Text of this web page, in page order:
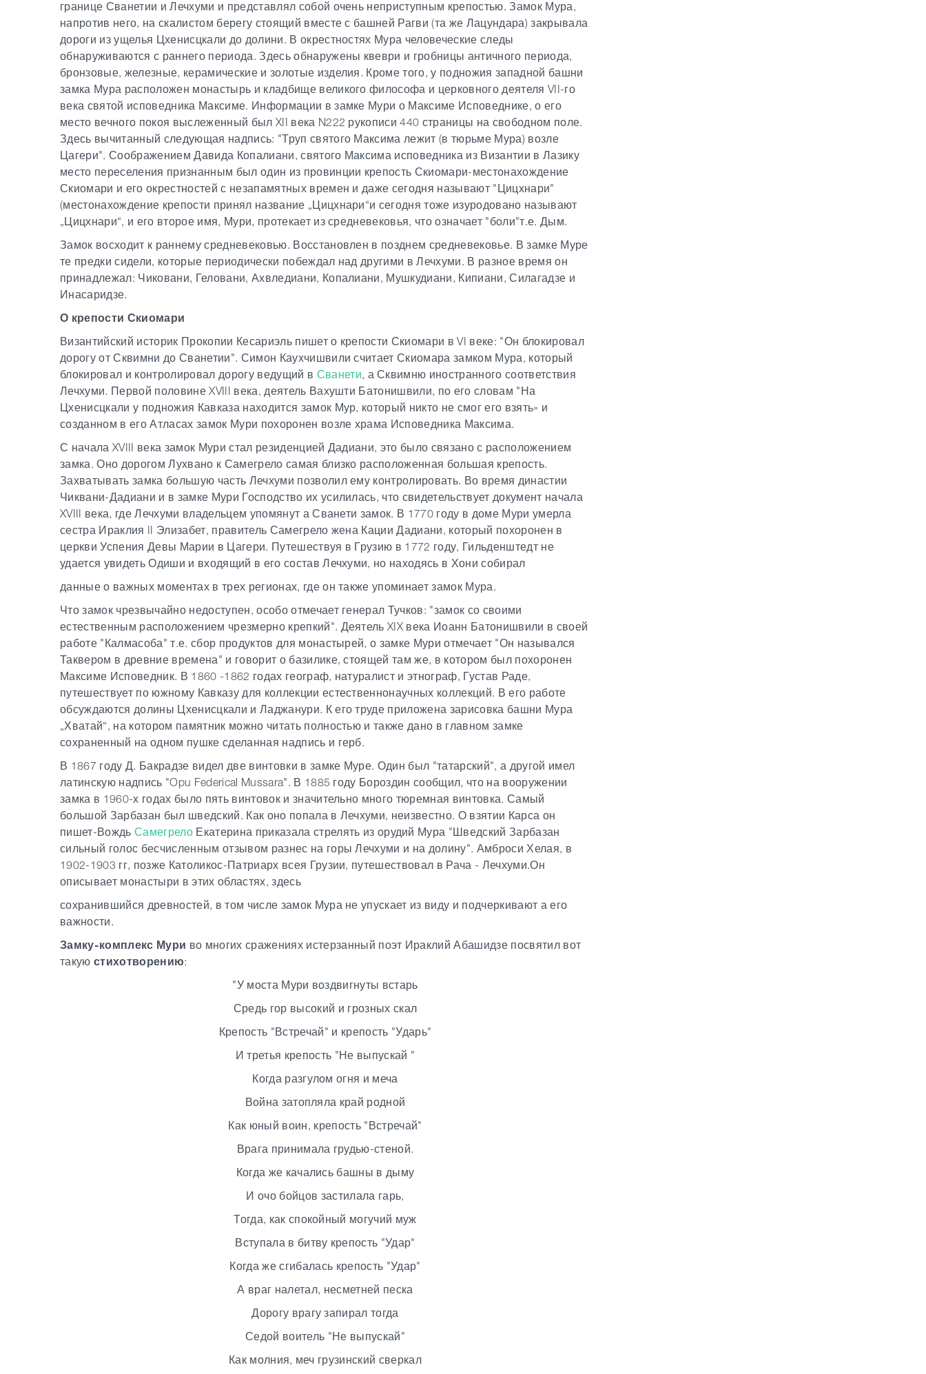
границе Сванетии и Лечхуми и представлял собой очень неприступным крепостью. Замок Мура,
напротив него, на скалистом берегу стоящий вместе с башней Рагви (та же Лацундара) закрывала
дороги из ущелья Цхенисцкали до долини. В окрестностях Мура человеческие следы
обнаруживаются с раннего периода. Здесь обнаружены квеври и гробницы античного периода,
бронзовые, железные, керамические и золотые изделия. Кроме того, у подножия западной башни
замка Мура расположен монастырь и кладбище великого философа и церковного деятеля VII-го
века святой исповедника Максиме. Информации в замке Мури о Максиме Исповеднике, о его
место вечного покоя выслеженный был XII века N222 рукописи 440 страницы на свободном поле.
Здесь вычитанный следующая надпись: "Труп святого Максима лежит (в тюрьме Мура) возле
Цагери". Соображением Давида Копалиани, святого Максима исповедника из Византии в Лазику
место переселения признанным был один из провинции крепость Скиомари-местонахождение
Скиомари и его окрестностей с незапамятных времен и даже сегодня называют "Цицхнари"
(местонахождение крепости принял название „Цицхнари“и сегодня тоже изуродовано называют
„Цицхнари“, и его второе имя, Мури, протекает из средневековья, что означает "боли"т.е. Дым.
Замок восходит к раннему средневековью. Восстановлен в позднем средневековье. В замке Муре
те предки сидели, которые периодически побеждал над другими в Лечхуми. В разное время он
принадлежал: Чиковани, Геловани, Ахвледиани, Копалиани, Мушкудиани, Кипиани, Силагадзе и
Инасаридзе.
О крепости Скиомари
Византийский историк Прокопии Кесариэль пишет о крепости Скиомари в VI веке: "Он блокировал
дорогу от Сквимни до Сванетии". Симон Каухчишвили считает Скиомара замком Мура, который
блокировал и контролировал дорогу ведущий в Сванети, а Сквимню иностранного соответствия
Лечхуми. Первой половине XVIII века, деятель Вахушти Батонишвили, по его словам "На
Цхенисцкали у подножия Кавказа находится замок Мур, который никто не смог его взять» и
созданном в его Атласах замок Мури похоронен возле храма Исповедника Максима.
С начала XVIII века замок Мури стал резиденцией Дадиани, это было связано с расположением
замка. Оно дорогом Лухвано к Самегрело самая близко расположенная большая крепость.
Захватывать замка большую часть Лечхуми позволил ему контролировать. Во время династии
Чиквани-Дадиани и в замке Мури Господство их усилилась, что свидетельствует документ начала
XVIII века, где Лечхуми владельцем упомянут а Сванети замок. В 1770 году в доме Мури умерла
сестра Ираклия II Элизабет, правитель Самегрело жена Кации Дадиани, который похоронен в
церкви Успения Девы Марии в Цагери. Путешествуя в Грузию в 1772 году, Гильденштедт не
удается увидеть Одиши и входящий в его состав Лечхуми, но находясь в Хони собирал
данные о важных моментах в трех регионах, где он также упоминает замок Мура.
Что замок чрезвычайно недоступен, особо отмечает генерал Тучков: "замок со своими
естественным расположением чрезмерно крепкий". Деятель XIX века Иоанн Батонишвили в своей
работе "Калмасоба" т.е. сбор продуктов для монастырей, о замке Мури отмечает "Он назывался
Таквером в древние времена" и говорит о базилике, стоящей там же, в котором был похоронен
Максиме Исповедник. В 1860 -1862 годах географ, натуралист и этнограф, Густав Раде,
путешествует по южному Кавказу для коллекции естественнонаучных коллекций. В его работе
обсуждаются долины Цхенисцкали и Ладжанури. К его труде приложена зарисовка башни Мура
„Хватай“, на котором памятник можно читать полностью и также дано в главном замке
сохраненный на одном пушке сделанная надпись и герб.
В 1867 году Д. Бакрадзе видел две винтовки в замке Муре. Один был "татарский", а другой имел
латинскую надпись "Opu Federical Mussara". В 1885 году Бороздин сообщил, что на вооружении
замка в 1960-х годах было пять винтовок и значительно много тюремная винтовка. Самый
большой Зарбазан был шведский. Как оно попала в Лечхуми, неизвестно. О взятии Карса он
пишет-Вождь Самегрело Екатерина приказала стрелять из орудий Мура "Шведский Зарбазан
сильный голос бесчисленным отзывом разнес на горы Лечхуми и на долину". Амброси Хелая, в
1902-1903 гг, позже Католикос-Патриарх всея Грузии, путешествовал в Рача - Лечхуми.Он
описывает монастыри в этих областях, здесь
сохранившийся древностей, в том числе замок Мура не упускает из виду и подчеркивают а его
важности.
Замку-комплекс Мури во многих сражениях истерзанный поэт Ираклий Абашидзе посвятил вот
такую стихотворению:
"У моста Мури воздвигнуты встарь
Средь гор высокий и грозных скал
Крепость "Встречай" и крепость "Ударь"
И третья крепость "Не выпускай "
Когда разгулом огня и меча
Война затопляла край родной
Как юный воин, крепость "Встречай"
Врага принимала грудью-стеной.
Когда же качались башны в дыму
И очо бойцов застилала гарь,
Тогда, как спокойный могучий муж
Вступала в битву крепость "Удар"
Когда же сгибалась крепость "Удар"
А враг налетал, несметней песка
Дорогу врагу запирал тогда
Седой воитель "Не выпускай"
Как молния, меч грузинский сверкал